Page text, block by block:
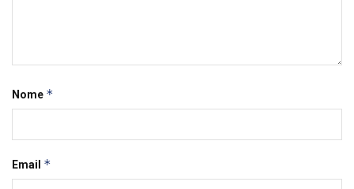
Nome *
Email *